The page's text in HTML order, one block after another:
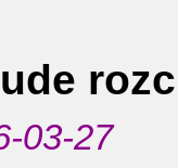
03-27